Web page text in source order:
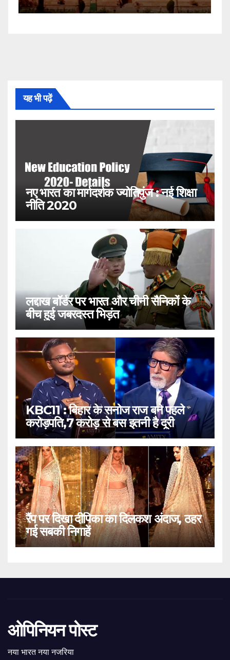
यह भी पढ़ें
नए भारत का मार्गदर्शक ज्योतिपुंज : नई शिक्षा
नीति 2020
लद्दाख बॉर्डर पर भारत और चीनी सैनिकों के
बीच हुई जबरदस्त भिड़ंत
KBC11 : बिहार के सनोज राज बने पहले
करोड़पति,7 करोड़ से बस इतनी है दूरी
रैंप पर दिखा दीपिका का दिलकश अंदाज, ठहर
गई सबकी निगाहें
ओपिनियन पोस्ट
नया भारत नया नजरिया